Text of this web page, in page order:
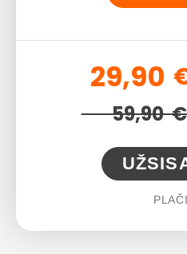
29,90
59,90